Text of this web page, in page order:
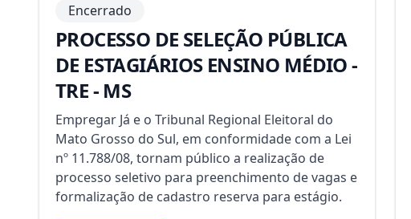
Encerrado
PROCESSO DE SELEÇÃO PÚBLICA
DE ESTAGIÁRIOS ENSINO MÉDIO -
TRE - MS
Empregar Já e o Tribunal Regional Eleitoral do
Mato Grosso do Sul, em conformidade com a Lei
nº 11.788/08, tornam público a realização de
processo seletivo para preenchimento de vagas e
formalização de cadastro reserva para estágio.